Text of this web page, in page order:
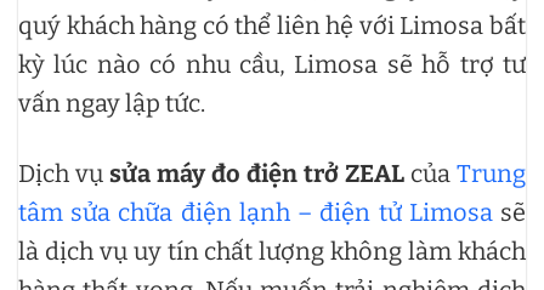
quý khách hàng có thể liên hệ với Limosa bất
kỳ lúc nào có nhu cầu, Limosa sẽ hỗ trợ tư
vấn ngay lập tức.
Dịch vụ sửa máy đo điện trở ZEAL của Trung
tâm sửa chữa điện lạnh – điện tử Limosa sẽ
là dịch vụ uy tín chất lượng không làm khách